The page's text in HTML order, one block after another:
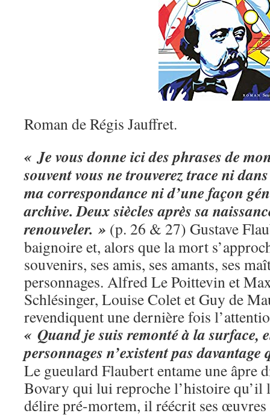
Roman de Régis Jauffret.
« Je vous donne ici des phrases de
souvent vous ne trouverez trace ni
ma correspondance ni d’une façon
archive. Deux siècles après sa
renouveler. » (p. 26 & 27) Gustave
baignoire et, alors que la mort
souvenirs, ses amis, ses amants, ses
personnages. Alfred Le Poittevin et
Schlésinger, Louise Colet et Guy de
revendiquent une dernière fois
« Quand je suis remonté à la surface,
personnages n’existent pas davantage
Le gueulard Flaubert entame une âpre
Bovary qui lui reproche l’histoire qu’il
délire pré-mortem, il réécrit ses œuvres